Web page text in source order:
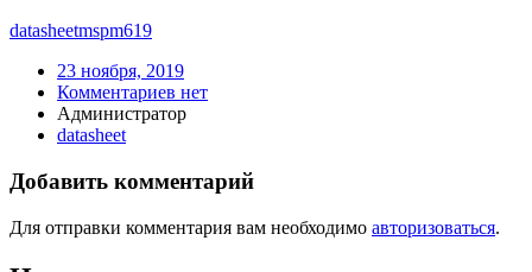
datasheetmspm619
23 ноября, 2019
Комментариев нет
Администратор
datasheet
Добавить комментарий
Для отправки комментария вам необходимо авторизоваться.